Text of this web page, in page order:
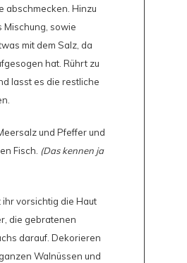
abschmecken. Hinzu
Mischung, sowie
mit dem Salz, da
hat. Rührt zu
lasst es die restliche
und Pfeffer und
Fisch. (Das kennen ja
vorsichtig die Haut
die gebratenen
darauf. Dekorieren
Walnüssen und